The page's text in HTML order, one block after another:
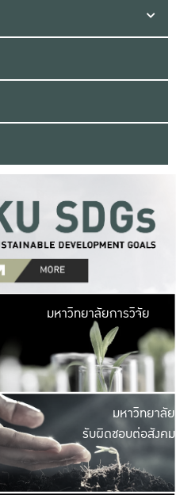
มหาวิ
มีพื้นที่เขียวสดใส
เป็นป่าในเมือง เกษต
มหาวิทยาลัยการวิจัย
มหาวิ
ค
เปิดประ
และพบเรื่องราวใ
มหาวิทยาลัย
รับผิดชอบต่อสังคม